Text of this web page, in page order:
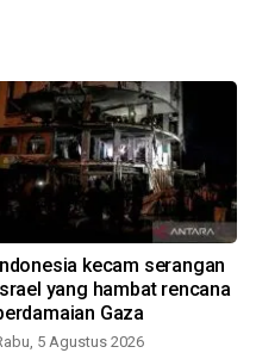
Indonesia kecam serangan
Israel yang hambat rencana
Gaza
5 Agustus 2026